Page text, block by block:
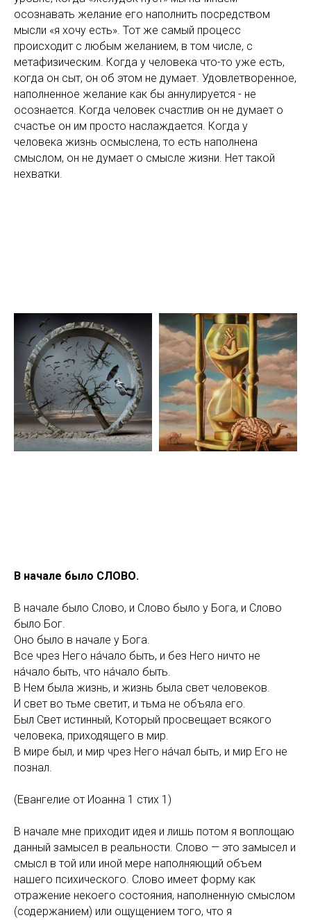
осознавать желание его наполнить посредством
мысли «я хочу есть». Тот же самый процесс
происходит с любым желанием, в том числе, с
метафизическим. Когда у человека что-то уже есть,
когда он сыт, он об этом не думает. Удовлетворенное,
наполненное желание как бы аннулируется - не
осознается. Когда человек счастлив он не думает о
счастье он им просто наслаждается. Когда у
человека жизнь осмыслена, то есть наполнена
смыслом, он не думает о смысле жизни. Нет такой
нехватки.
В начале было СЛОВО.
В начале было Слово, и Слово было у Бога, и Слово
было Бог.
Оно было в начале у Бога.
Все чрез Него на́чало быть, и без Него ничто не
на́чало быть, что на́чало быть.
В Нем была жизнь, и жизнь была свет человеков.
И свет во тьме светит, и тьма не объяла его.
Был Свет истинный, Который просвещает всякого
человека, приходящего в мир.
В мире был, и мир чрез Него на́чал быть, и мир Его не
познал.
(Евангелие от Иоанна 1 стих 1)
В начале мне приходит идея и лишь потом я воплощаю
данный замысел в реальности. Слово — это замысел и
смысл в той или иной мере наполняющий объем
нашего психического. Слово имеет форму как
отражение некоего состояния, наполненную смыслом
(содержанием) или ощущением того, что я